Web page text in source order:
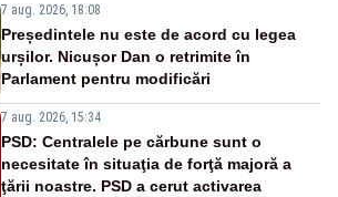
7 aug. 2026, 18:08
Președintele nu este de acord cu legea
urșilor. Nicușor Dan o retrimite în
Parlament pentru modificări
7 aug. 2026, 15:34
PSD: Centralele pe cărbune sunt o
necesitate în situaţia de forţă majoră a
ţării noastre. PSD a cerut activarea